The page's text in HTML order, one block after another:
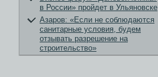
в России» пройдет в Ульяновске
Азаров: «Если не соблюдаются
санитарные условия, будем
отзывать разрешение на
строительство»